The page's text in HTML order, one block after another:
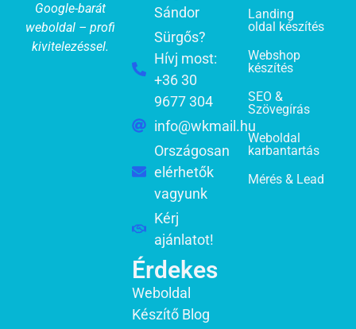
Google-barát
weboldal – profi
kivitelezéssel.
Sándor
Sürgős?
Hívj most:
+36 30
9677 304
info@wkmail.hu
Országosan
elérhetők
vagyunk
Kérj
ajánlatot!
Érdekes
Weboldal
Készítő Blog
Landing
oldal készítés
Webshop
készítés
SEO &
Szövegírás
Weboldal
karbantartás
Mérés & Lead